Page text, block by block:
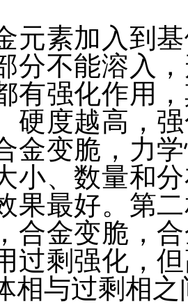
元素加入到
分不能溶入
有强化作用
硬度越高，
金变脆，力
小、数量和
果最好。第
合金变脆，
过剩强化，
相与过剩相